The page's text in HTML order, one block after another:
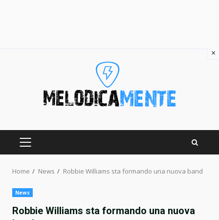
PRIMARY
Home News Robbie Williams sta formando una nuova band
News
Robbie Williams sta formando una nuova
×